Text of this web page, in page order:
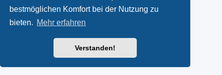
bestmöglichen Komfort bei der Nutzung zu
bieten. Mehr erfahren
Verstanden!